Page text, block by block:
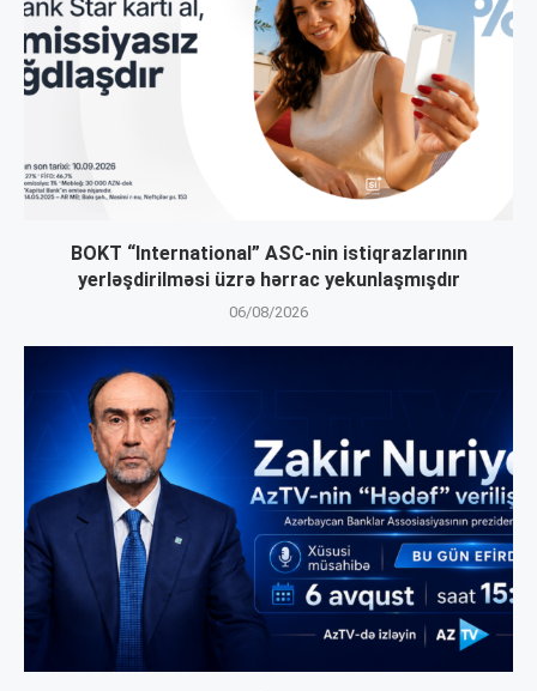
BOKT “International” ASC-nin istiqrazlarının
yerləşdirilməsi üzrə hərrac yekunlaşmışdır
06/08/2026